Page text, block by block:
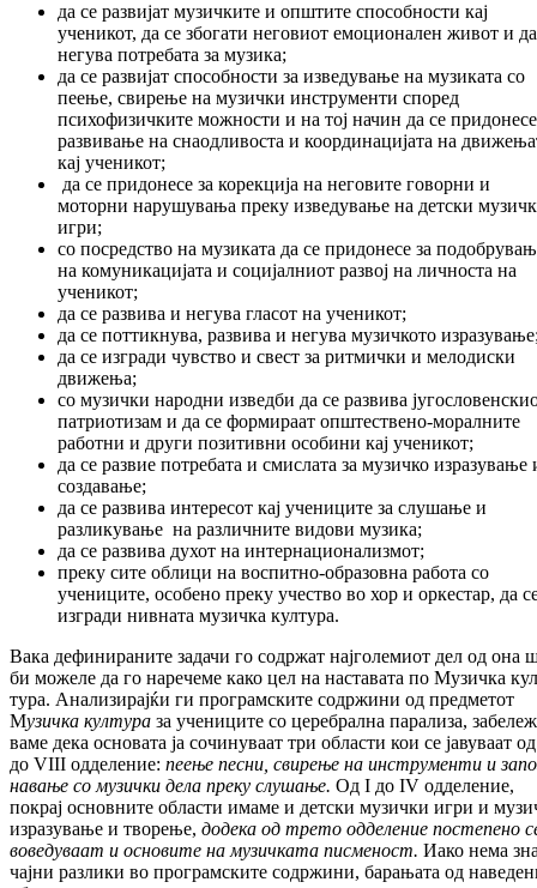
да се развијат музичките и општите спо­соб­ности кај
ученикот, да се збогати не­го­виот емоционален живот и да
негува по­тре­бата за музика;
да се развијат способности за изве­ду­ва­ње на музиката со
пеење, свирење на му­зич­ки инструменти според
психофизичките мож­ности и на тој начин да се
раз­вивање на снаодливоста и коорди­на­ци­ја­та на
кај ученикот;
да се придонесе за корекција на не­го­ви­те го­ворни и
моторни нарушувања преку изве­дување на детски
игри;
со посредство на музиката да се при­до­не­се за
на комуникацијата и со­цијалниот развој на личноста на
ученикот;
да се развива и негува гласот на уче­ни­кот;
да се поттикнува, развива и негува му­зич­кото
да се изгради чувство и свест за рит­мич­ки и мелодиски
движења;
со музички народни изведби да се раз­ви­ва
патриотизам и да се фор­ми­раат општествено-моралните
работни и дру­ги позитивни особини кај ученикот;
да се развие потребата и смислата за му­зич­ко изразување
создавање;
да се развива интересот кај учениците за слу­шање и
разликување на различните ви­до­ви музика;
да се развива духот на интер­нацио­на­лиз­мот;
преку сите облици на воспитно-обра­зов­на работа со
учениците, особено преку учест­во во хор и оркестар, да
изгради нив­ната музичка култура.
Вака дефинираните задачи го содржат нај­го­ле­миот дел од она
би можеле да го на­ре­че­ме како цел на наставата по Музичка
тура. Анализирајќи ги програмските содр­жи­ни од предметот
Музичка култура за уче­ни­ците со церебрална парализа,
ва­ме дека основата ја сочинуваат три области кои се јавуваат
до VIII одделение: пеење песни, свирење на инструменти и
навање со музички дела преку слушање. Од I до IV одделение,
покрај основните области има­ме и детски музички игри и
изра­зување и творење, додека од трето одделение постепено
воведуваат и основите на музичката писменост. Иако нема
чајни разлики во програмските содржи­ни, барањата од